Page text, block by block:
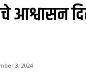
आश्वासन
3, 2024